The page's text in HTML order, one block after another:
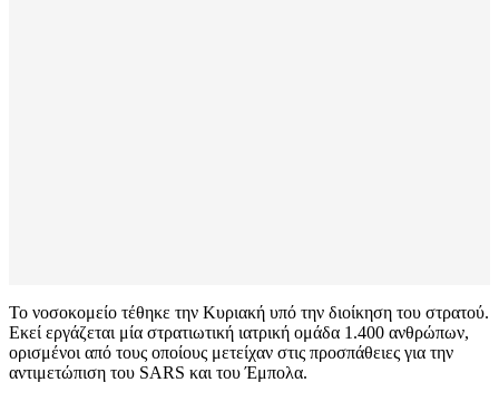
Το νοσοκομείο τέθηκε την Κυριακή υπό την διοίκηση του στρατού.
Εκεί εργάζεται μία στρατιωτική ιατρική ομάδα 1.400 ανθρώπων,
ορισμένοι από τους οποίους μετείχαν στις προσπάθειες για την
αντιμετώπιση του SARS και του Έμπολα.